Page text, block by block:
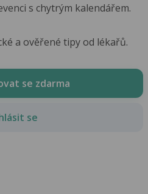
s chytrým kalendářem.
a ověřené tipy od lékařů.
se zdarma
se